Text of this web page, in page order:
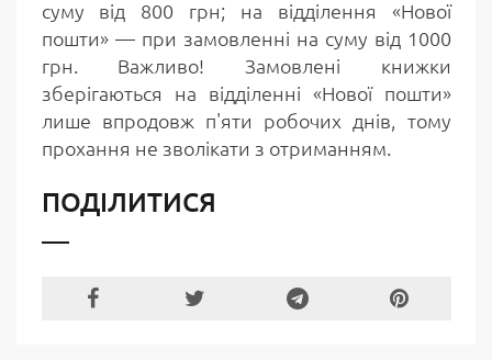
суму від 800 грн; на відділення «Нової
пошти» — при замовленні на суму від 1000
грн. Важливо! Замовлені книжки
зберігаються на відділенні «Нової пошти»
лише впродовж п'яти робочих днів, тому
прохання не зволікати з отриманням.
ПОДІЛИТИСЯ